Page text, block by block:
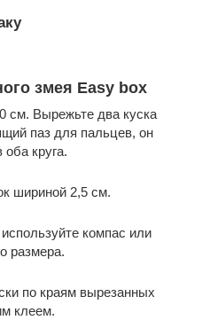
змея Easy box
см. Вырежьте два куска
паз для пальцев, он
круга.
шириной 2,5 см.
компас или
размера.
по краям вырезанных
клеем.